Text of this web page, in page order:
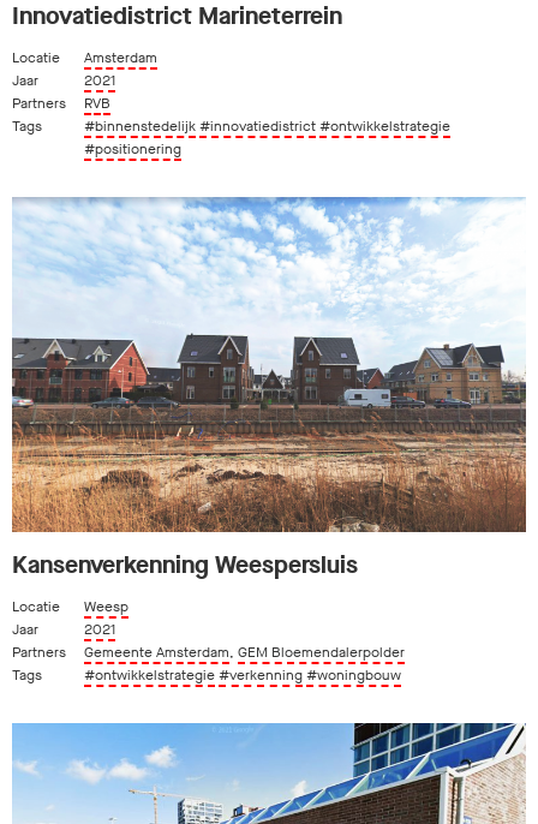
Innovatiedistrict Marineterrein
Locatie
Amsterdam
Jaar
2021
Partners
RVB
Tags
#binnenstedelijk#innovatiedistrict#ontwikkelstrategie
#positionering
Kansenverkenning Weespersluis
Locatie
Weesp
Jaar
2021
Partners
Gemeente Amsterdam, GEM Bloemendalerpolder
Tags
#ontwikkelstrategie#verkenning#woningbouw